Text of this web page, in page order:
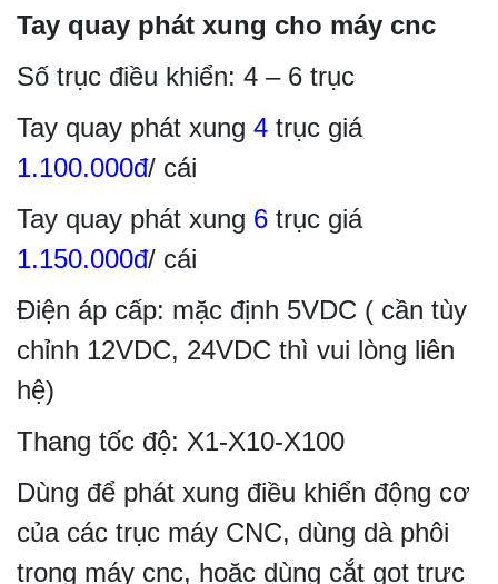
Tay quay phát xung cho máy cnc
Số trục điều khiển: 4 – 6 trục
Tay quay phát xung 4 trục giá
1.100.000đ/ cái
Tay quay phát xung 6 trục giá
1.150.000đ/ cái
Điện áp cấp: mặc định 5VDC ( cần tùy
chỉnh 12VDC, 24VDC thì vui lòng liên
hệ)
Thang tốc độ: X1-X10-X100
Dùng để phát xung điều khiển động cơ
của các trục máy CNC, dùng dà phôi
trong máy cnc, hoặc dùng cắt gọt trực